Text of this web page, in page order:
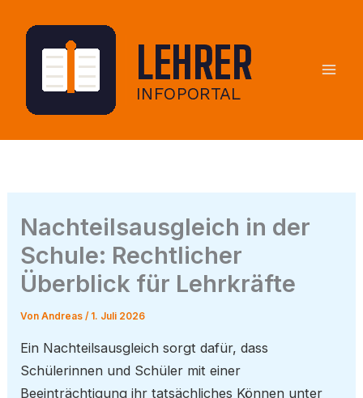
Inhalt
springen
Nachteilsausgleich in der
Schule: Rechtlicher
Überblick für Lehrkräfte
VonAndreas/ 1. Juli 2026
Ein Nachteilsausgleich sorgt dafür, dass
Schülerinnen und Schüler mit einer
Beeinträchtigung ihr tatsächliches Können unter